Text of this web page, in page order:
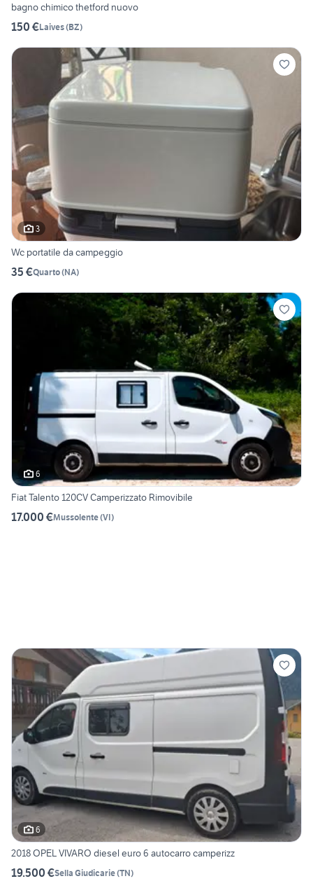
bagno chimico thetford nuovo
150 €Laives(BZ)
3
Wc portatile da campeggio
35 €Quarto(NA)
6
Fiat Talento 120CV Camperizzato Rimovibile
17.000 €Mussolente(VI)
6
2018 OPEL VIVARO diesel euro 6 autocarro camperizz
19.500 €Sella Giudicarie(TN)